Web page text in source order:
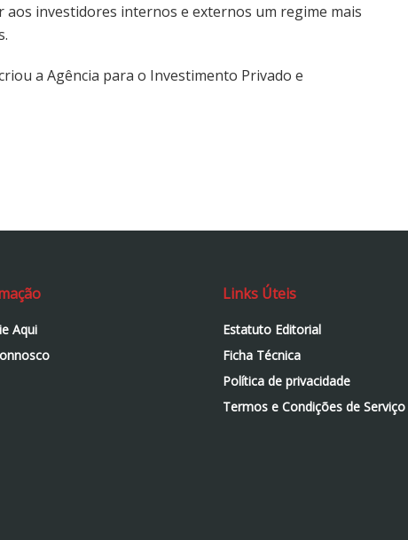
investidores internos e externos um regime mais
a Agência para o Investimento Privado e
Aqui
Links Úteis
Estatuto Editorial
Ficha Técnica
Política de privacidade
Termos e Condições de Serviço